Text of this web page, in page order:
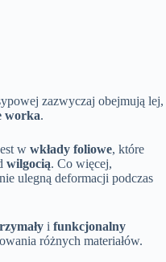
zazwyczaj obejmują lej,
worka.
w wkłady foliowe, które
wilgocią. Co więcej,
ulegną deformacji podczas
i funkcjonalny
różnych materiałów.